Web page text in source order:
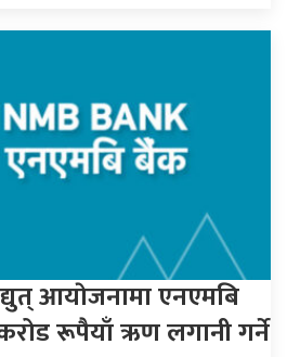
आयाेजनामा एनएमबि
रूपैयाँ ऋण लगानी गर्ने